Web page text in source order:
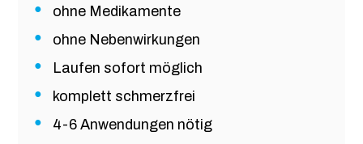
ohne Medikamente
ohne Nebenwirkungen
Laufen sofort möglich
komplett schmerzfrei
4-6 Anwendungen nötig